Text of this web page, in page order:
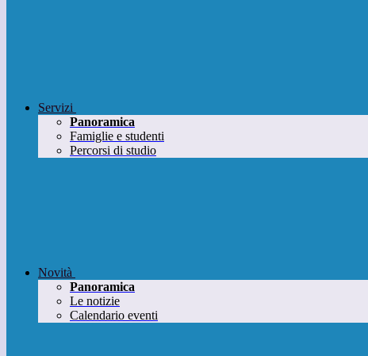
Servizi
Panoramica
Famiglie e studenti
Percorsi di studio
Novità
Panoramica
Le notizie
Calendario eventi